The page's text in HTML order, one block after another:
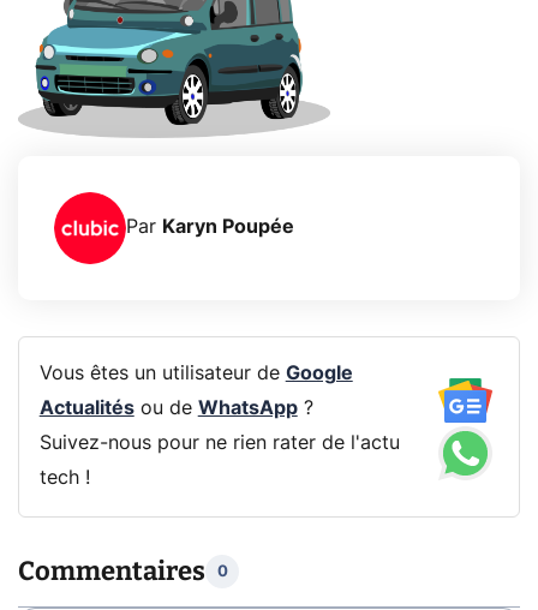
Par Karyn Poupée
Vous êtes un utilisateur de Google
Actualitésou de WhatsApp?
Suivez-nous pour ne rien rater de l'actu
tech !
Commentaires 0